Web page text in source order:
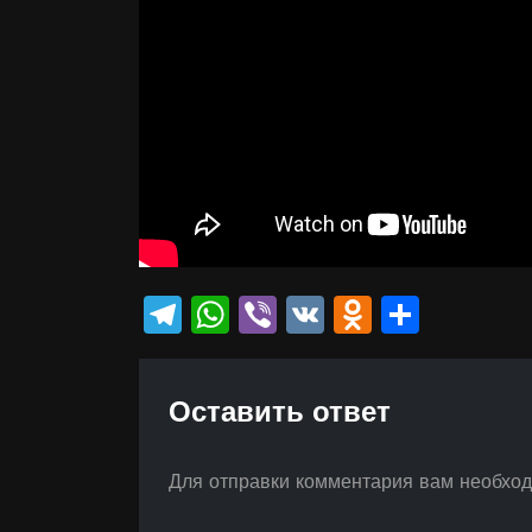
Telegram
WhatsApp
Viber
VK
Оставить ответ
Для отправки комментария вам